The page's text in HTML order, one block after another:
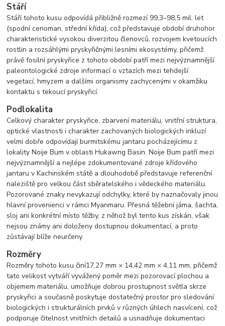
Stáří
Stáří tohoto kusu odpovídá přibližně rozmezí 99,3–98,5 mil. let
(spodní cenoman, střední křída), což představuje období druhohor
charakteristické vysokou diverzitou členovců, rozvojem kvetoucích
rostlin a rozsáhlými pryskyřičnými lesními ekosystémy, přičemž
právě fosilní pryskyřice z tohoto období patří mezi nejvýznamnější
paleontologické zdroje informací o vztazích mezi tehdejší
vegetací, hmyzem a dalšími organismy zachycenými v okamžiku
kontaktu s tekoucí pryskyřicí.
Podlokalita
Celkový charakter pryskyřice, zbarvení materiálu, vnitřní struktura,
optické vlastnosti i charakter zachovaných biologických inkluzí
velmi dobře odpovídají burmitskému jantaru pocházejícímu z
lokality Noije Bum v oblasti Hukawng Basin. Noije Bum patří mezi
nejvýznamnější a nejlépe zdokumentované zdroje křídového
jantaru v Kachinském státě a dlouhodobě představuje referenční
naleziště pro velkou část sběratelského i vědeckého materiálu.
Pozorované znaky nevykazují odchylky, které by naznačovaly jinou
hlavní provenienci v rámci Myanmaru. Přesná těžební jáma, šachta,
sloj ani konkrétní místo těžby, z něhož byl tento kus získán, však
nejsou známy ani doloženy dostupnou dokumentací, a proto
zůstávají blíže neurčeny.
Rozměry
Rozměry tohoto kusu činí17,27 mm × 14,42 mm × 4,11 mm, přičemž
tato velikost vytváří vyvážený poměr mezi pozorovací plochou a
objemem materiálu, umožňuje dobrou prostupnost světla skrze
pryskyřici a současně poskytuje dostatečný prostor pro sledování
biologických i strukturálních prvků v různých úhlech nasvícení, což
podporuje čitelnost vnitřních detailů a usnadňuje dokumentaci